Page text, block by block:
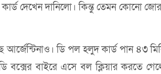
কার্ড দেখেন দানিলো। কিন্তু তেমন কোনো
ডি পল হলুদ কার্ড পান ৪৩
বক্সের বাইরে এসে বল ক্লিয়ার করতে